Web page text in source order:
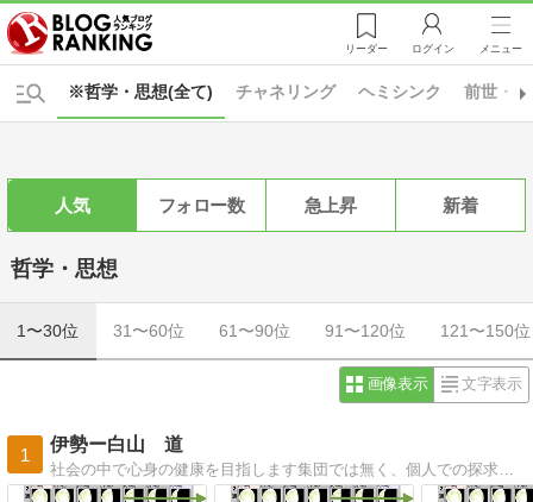
リーダー ログイン メニュー
※哲学・思想(全て) チャネリング ヘミシンク 前世・
人気 フォロー数 急上昇 新着
哲学・思想
1〜30位 31〜60位 61〜90位 91〜120位 121〜150位
画像表示 文字表示
1
伊勢ー白山 道
社会の中で心身の健康を目指します集団では無く、個人での探求を目指します